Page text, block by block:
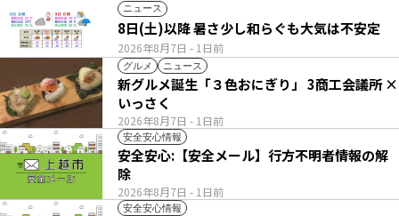
ニュース
2026年8月7日 - 1日前
8日(土)以降 暑さ少し和らぐも大気は不安定
グルメ ニュース
2026年8月7日 - 1日前
新グルメ誕生「３色おにぎり」 3商工会議所 ×
いっさく
安全安心情報
2026年8月7日 - 1日前
安全安心:【安全メール】行方不明者情報の解
除
安全安心情報